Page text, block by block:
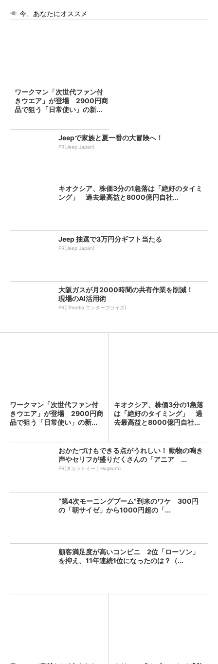
今、あなたにオススメ
ワークマン「次世代ファン付
きウエア」が登場 2900円商
品で狙う「日常使い」の新...
Jeepで家族と夏一番の大冒険へ！
PR(Jeep Japan)
キオクシア、株価3分の1急落は「絶好のタイミ
ング」 過去最高益と8000億円自社...
Jeep 抽選で3万円分ギフト当たる
PR(Jeep Japan)
大阪ガスが月2000時間の共有作業を削減！
現場のAI活用術
PR(ITmedia エンタープライズ)
ワークマン「次世代ファン付
きウエア」が登場 2900円商
品で狙う「日常使い」の新...
キオクシア、株価3分の1急落
は「絶好のタイミング」 過
去最高益と8000億円自社...
おかたづけもできる点がうれしい！ 動物の鳴き
声やセリフが盛りだくさんの「アニア ...
PR(タカラトミー｜Hugkum)
“第4次モーニングブーム”到来のワケ 300円
の「朝サイゼ」から1000円超の「...
顧客満足度が高いコンビニ 2位「ローソン」
を抑え、11年連続1位になったのは？（...